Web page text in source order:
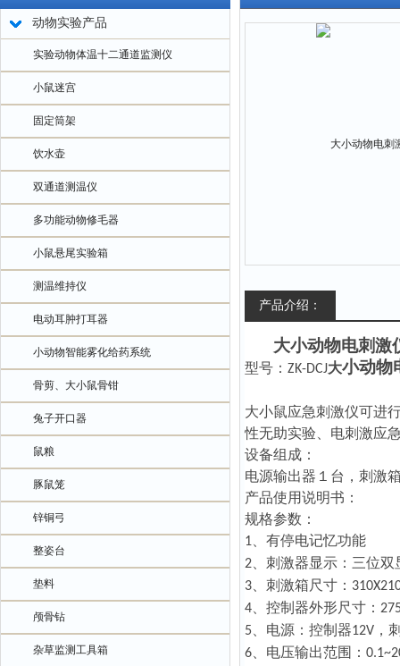
动物实验产品
实验动物体温十二通道监测仪
小鼠迷宫
固定筒架
饮水壶
双通道测温仪
多功能动物修毛器
小鼠悬尾实验箱
测温维持仪
电动耳肿打耳器
小动物智能雾化给药系统
骨剪、大小鼠骨钳
兔子开口器
鼠粮
豚鼠笼
锌铜弓
整姿台
垫料
颅骨钻
杂草监测工具箱
产品介绍：
大小动物电刺激
型号： ZK-DCJ大小动物
大小鼠应急刺激仪可进
性无助实验、电刺激应
设备组成：
电源输出器１台，刺激
产品使用说明书：
规格参数：
1 有停电记忆功能
2 刺激器显示： 三位双
3 刺激箱尺寸： 310X
4
控制器外形尺寸：
5
电源：控制器12V ，
6 、电压输出范围：